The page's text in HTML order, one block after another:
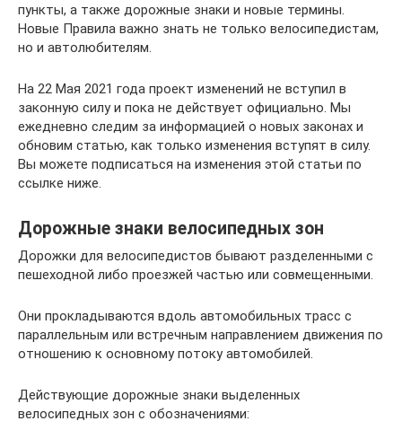
пункты, а также дорожные знаки и новые термины.
Новые Правила важно знать не только велосипедистам,
но и автолюбителям.
На 22 Мая 2021 года проект изменений не вступил в
законную силу и пока не действует официально. Мы
ежедневно следим за информацией о новых законах и
обновим статью, как только изменения вступят в силу.
Вы можете подписаться на изменения этой статьи по
ссылке ниже.
Дорожные знаки велосипедных зон
Дорожки для велосипедистов бывают разделенными с
пешеходной либо проезжей частью или совмещенными.
Они прокладываются вдоль автомобильных трасс с
параллельным или встречным направлением движения по
отношению к основному потоку автомобилей.
Действующие дорожные знаки выделенных
велосипедных зон с обозначениями: